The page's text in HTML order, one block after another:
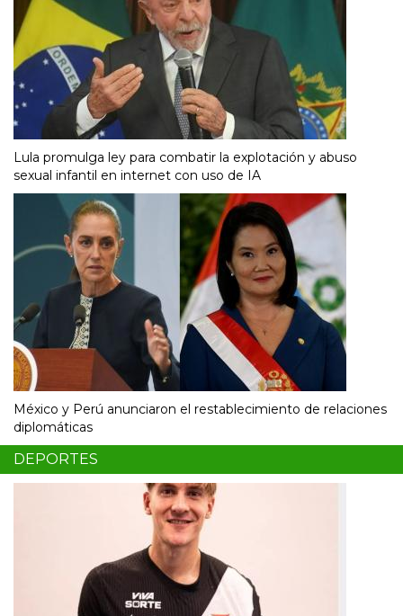
Lula promulga ley para combatir la explotación y abuso
sexual infantil en internet con uso de IA
México y Perú anunciaron el restablecimiento de relaciones
diplomáticas
DEPORTES